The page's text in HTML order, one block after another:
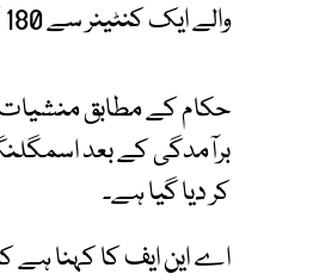
والے ایک کنٹینر سے 180 کلوگرام آئس (میتھ ایمفیٹامین) برآمد کر لی۔
حکام کے مطابق منشیات
برآمدگی کے بعد
کر دیا گیا ہے۔
اے این ایف کا کہنا ہے